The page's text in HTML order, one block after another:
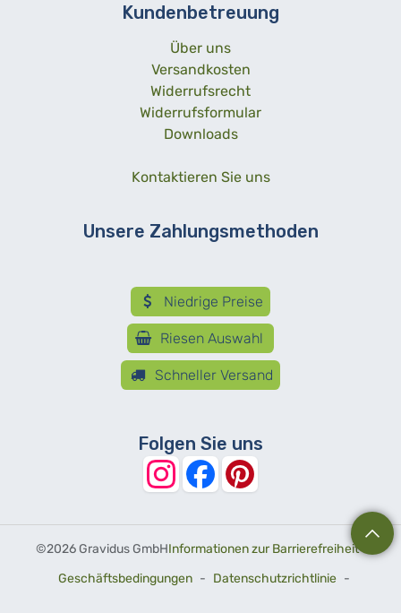
Kundenbetreuung
Über uns
Versandkosten
Widerrufsrecht
Widerrufsformular
Downloads
Kontaktieren Sie uns
Unsere Zahlungsmethoden
Niedrige Preise
Riesen Auswahl
Schneller Versand
Folgen Sie uns
©2026 Gravidus GmbHInformationen zur Barrierefreiheit-
Geschäftsbedingungen - Datenschutzrichtlinie -